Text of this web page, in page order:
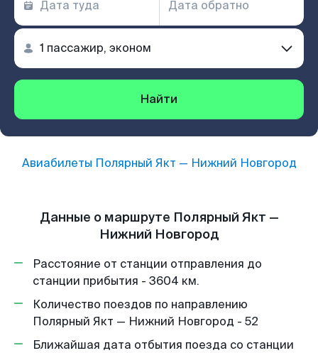
Найти
Авиабилеты Полярный Якт — Нижний Новгород
Данные о маршруте Полярный Якт —
Нижний Новгород
Расстояние от станции отправления до
станции прибытия - 3604 км.
Количество поездов по направлению
Полярный Якт — Нижний Новгород - 52
Ближайшая дата отбытия поезда со станции